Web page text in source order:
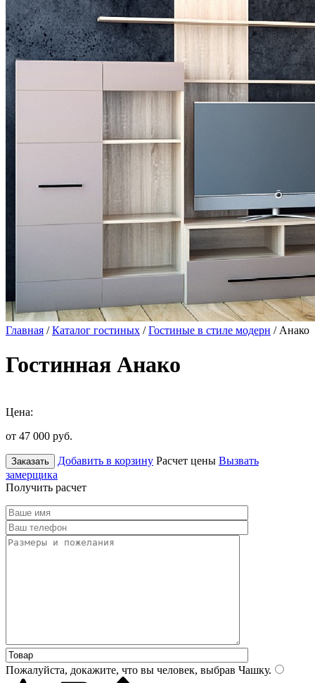
Главная /Каталог гостиных /Гостиные в стиле модерн / Анако
Гостинная Анако
Цена:
от 47 000 руб.
Заказать Добавить в корзину Расчет цены Вызвать
замерщика
Получить расчет
Пожалуйста, докажите, что вы человек, выбрав Чашку.